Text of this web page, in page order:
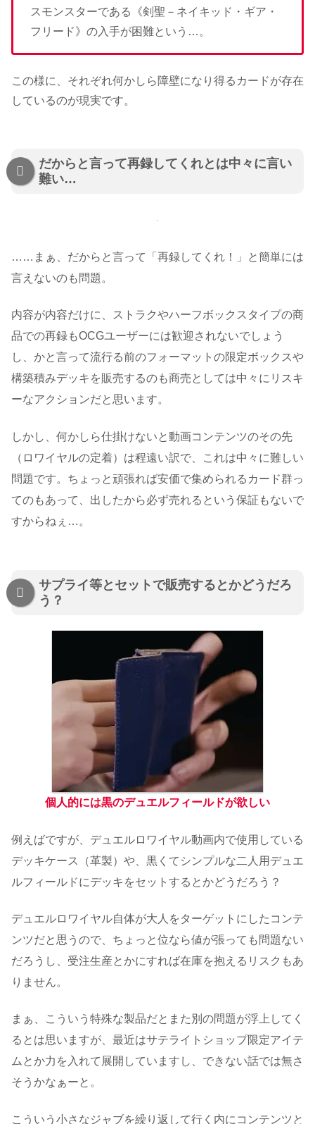
スモンスターである《剣聖－ネイキッド・ギア・
フリード》の入手が困難という…。
この様に、それぞれ何かしら障壁になり得るカードが存在
しているのが現実です。
だからと言って再録してくれとは中々に言い
難い…
……まぁ、だからと言って「再録してくれ！」と簡単には
言えないのも問題。
内容が内容だけに、ストラクやハーフボックスタイプの商
品での再録もOCGユーザーには歓迎されないでしょう
し、かと言って流行る前のフォーマットの限定ボックスや
構築積みデッキを販売するのも商売としては中々にリスキ
ーなアクションだと思います。
しかし、何かしら仕掛けないと動画コンテンツのその先
（ロワイヤルの定着）は程遠い訳で、これは中々に難しい
問題です。ちょっと頑張れば安価で集められるカード群っ
てのもあって、出したから必ず売れるという保証もないで
すからねぇ…。
サプライ等とセットで販売するとかどうだろ
う？
個人的には黒のデュエルフィールドが欲しい
例えばですが、デュエルロワイヤル動画内で使用している
デッキケース（革製）や、黒くてシンプルな二人用デュエ
ルフィールドにデッキをセットするとかどうだろう？
デュエルロワイヤル自体が大人をターゲットにしたコンテ
ンツだと思うので、ちょっと位なら値が張っても問題ない
だろうし、受注生産とかにすれば在庫を抱えるリスクもあ
りません。
まぁ、こういう特殊な製品だとまた別の問題が浮上してく
るとは思いますが、最近はサテライトショップ限定アイテ
ムとか力を入れて展開していますし、できない話では無さ
そうかなぁーと。
こういう小さなジャブを繰り返して行く内にコンテンツと